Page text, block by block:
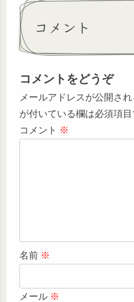
コメント
コメントをどうぞ
メールアドレスが公開さ
が付いている欄は必須項目
コメント ※
名前 ※
メール ※